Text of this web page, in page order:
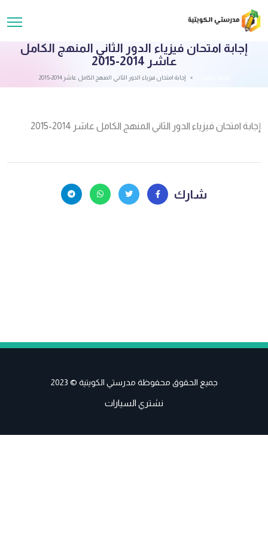
إجابة امتحان فيزياء الدور الثاني المنهج الكامل
عاشر 2014-2015
إجابة امتحان فيزياء الدور الثاني المنهج الكامل عاشر 2014-2015
إجابة امتحان فيزياء الدور الثاني المنهج الكامل عاشر 2014-2015
شارك
جميع الحقوق محفوظة مدرستي الكويتية © 2023
نشتري السيارات